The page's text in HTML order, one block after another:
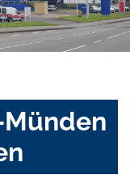
Münden